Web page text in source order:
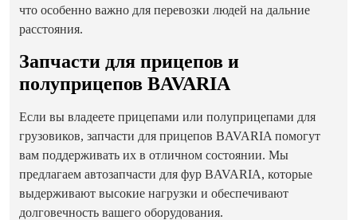
что особенно важно для перевозки людей на дальние
расстояния.
Запчасти для прицепов и
полуприцепов BAVARIA
Если вы владеете прицепами или полуприцепами для
грузовиков, запчасти для прицепов BAVARIA помогут
вам поддерживать их в отличном состоянии. Мы
предлагаем автозапчасти для фур BAVARIA, которые
выдерживают высокие нагрузки и обеспечивают
долговечность вашего оборудования.